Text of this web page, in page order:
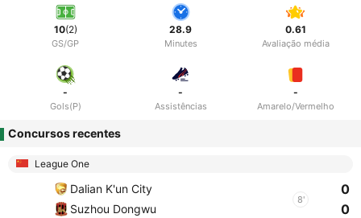
10(2)
GS/GP
28.9
Minutes
0.61
Avaliação média
-
Gols(P)
-
Assistências
-
Amarelo/Vermelho
Concursos recentes
League One
Dalian K'un City
Suzhou Dongwu
8'
0
0